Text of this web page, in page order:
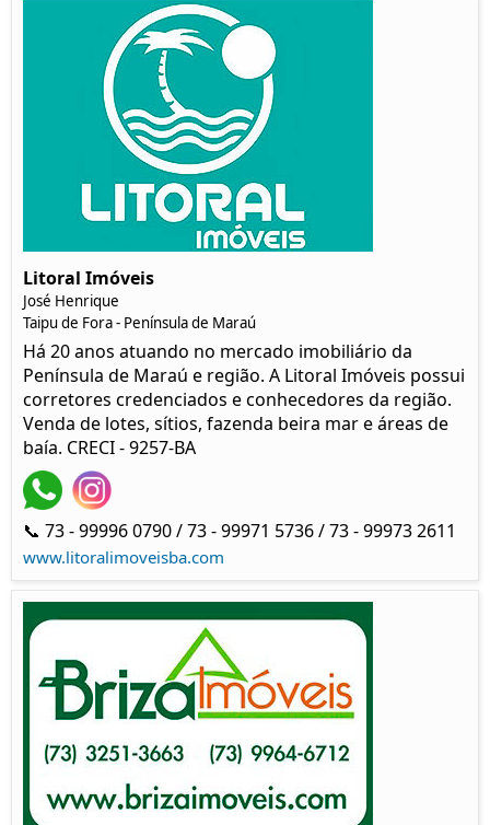
Litoral Imóveis
José Henrique
Taipu de Fora - Península de Maraú
Há 20 anos atuando no mercado imobiliário da
Península de Maraú e região. A Litoral Imóveis possui
corretores credenciados e conhecedores da região.
Venda de lotes, sítios, fazenda beira mar e áreas de
baía. CRECI - 9257-BA
📞 73 - 99996 0790 / 73 - 99971 5736 / 73 - 99973 2611
www.litoralimoveisba.com